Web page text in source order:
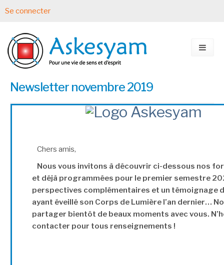
Se connecter
Newsletter novembre 2019
Chers amis,
Nous vous invitons à découvrir ci-dessous nos
et déjà programmées pour le premier semestre
perspectives complémentaires et un témoignage
ayant éveillé son Corps de Lumière l’an dernier…
partager bientôt de beaux moments avec vous.
contacter pour tous renseignements !